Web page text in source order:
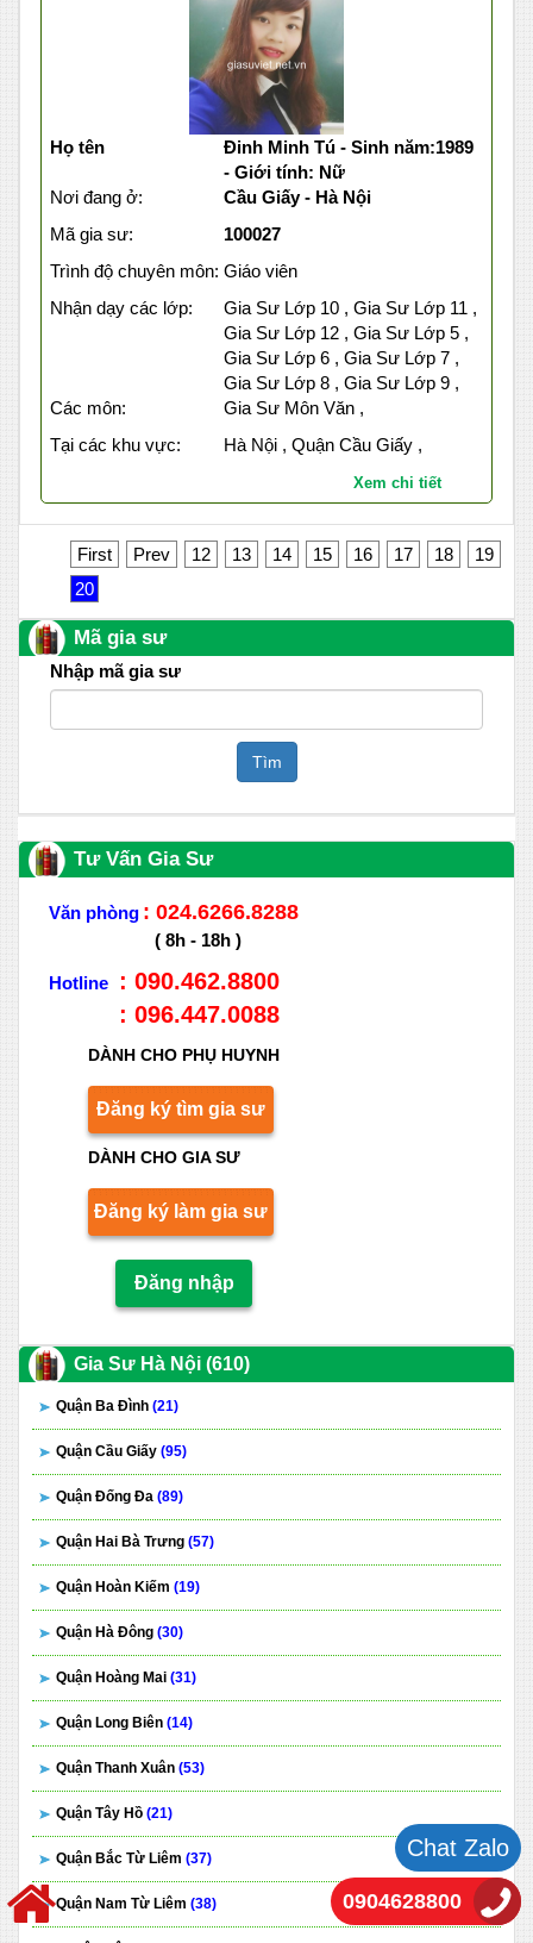
Họ tên
Đinh Minh Tú - Sinh năm:1989
- Giới tính: Nữ
Nơi đang ở:
Cầu Giấy - Hà Nội
Mã gia sư:
100027
Trình độ chuyên môn: Giáo viên
Nhận dạy các lớp:
Gia Sư Lớp 10 , Gia Sư Lớp 11 ,
Gia Sư Lớp 12 , Gia Sư Lớp 5 ,
Gia Sư Lớp 6 , Gia Sư Lớp 7 ,
Gia Sư Lớp 8 , Gia Sư Lớp 9 ,
Các môn:
Gia Sư Môn Văn ,
Tại các khu vực:
Hà Nội , Quận Cầu Giấy ,
Xem chi tiết
First Prev 12 13 14 15 16 17 18
19
20
Mã gia sư
Nhập mã gia sư
Tìm
Tư Vấn Gia Sư
Văn phòng : 024.6266.8288
( 8h - 18h )
Hotline
: 090.462.8800
: 096.447.0088
DÀNH CHO PHỤ HUYNH
Đăng ký tìm gia sư
DÀNH CHO GIA SƯ
Đăng ký làm gia sư
Đăng nhập
Gia Sư Hà Nội (610)
Quận Ba Đình (21)
Quận Cầu Giấy (95)
Quận Đống Đa (89)
Quận Hai Bà Trưng (57)
Quận Hoàn Kiếm (19)
Quận Hà Đông (30)
Quận Hoàng Mai (31)
Quận Long Biên (14)
Quận Thanh Xuân (53)
Quận Tây Hồ (21)
Quận Bắc Từ Liêm (37)
Quận Nam Từ Liêm (38)
Chat Zalo
0904628800